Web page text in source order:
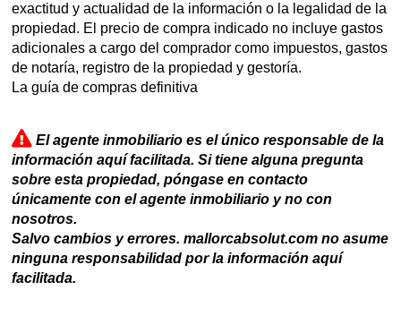
exactitud y actualidad de la información o la legalidad de la
propiedad. El precio de compra indicado no incluye gastos
adicionales a cargo del comprador como impuestos, gastos
de notaría, registro de la propiedad y gestoría.
La guía de compras definitiva
El agente inmobiliario es el único responsable de la
información aquí facilitada. Si tiene alguna pregunta
sobre esta propiedad, póngase en contacto
únicamente con el agente inmobiliario y no con
nosotros.
Salvo cambios y errores. mallorcabsolut.com no asume
ninguna responsabilidad por la información aquí
facilitada.